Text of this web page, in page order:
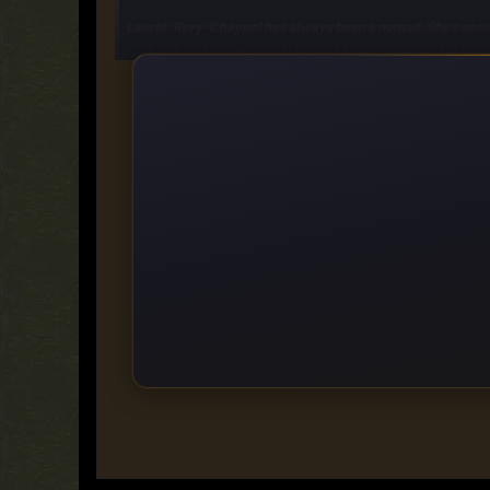
Gideon hopes he can persuade Rory to take a